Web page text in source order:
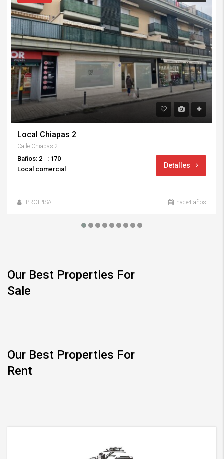
Local Chiapas 2
Calle Chiapas 2
Baños: 2
: 170
Local comercial
Detalles
PROIPISA hace4 años
Our Best Properties For
Sale
Our Best Properties For
Rent